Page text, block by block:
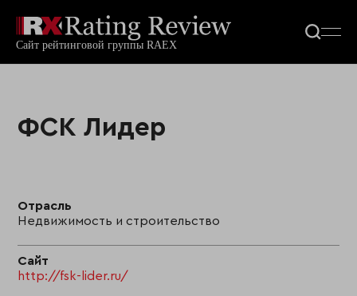
ФСК Лидер
Отрасль
Недвижимость и строительство
Сайт
http://fsk-lider.ru/